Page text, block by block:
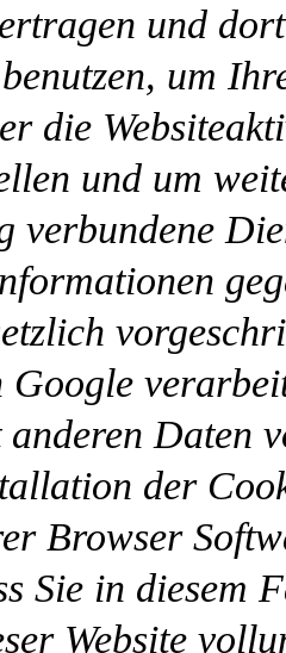
und
um
die
und um
verbundene
Google
Daten
der
Browser
Sie in diesem
Website